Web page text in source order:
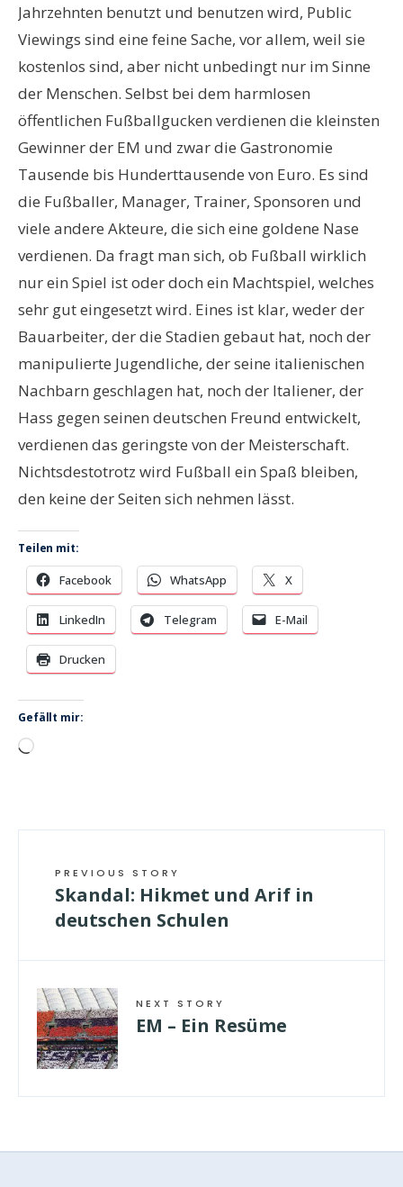
Jahrzehnten benutzt und benutzen wird, Public
Viewings sind eine feine Sache, vor allem, weil sie
kostenlos sind, aber nicht unbedingt nur im Sinne
der Menschen. Selbst bei dem harmlosen
öffentlichen Fußballgucken verdienen die kleinsten
Gewinner der EM und zwar die Gastronomie
Tausende bis Hunderttausende von Euro. Es sind
die Fußballer, Manager, Trainer, Sponsoren und
viele andere Akteure, die sich eine goldene Nase
verdienen. Da fragt man sich, ob Fußball wirklich
nur ein Spiel ist oder doch ein Machtspiel, welches
sehr gut eingesetzt wird. Eines ist klar, weder der
Bauarbeiter, der die Stadien gebaut hat, noch der
manipulierte Jugendliche, der seine italienischen
Nachbarn geschlagen hat, noch der Italiener, der
Hass gegen seinen deutschen Freund entwickelt,
verdienen das geringste von der Meisterschaft.
Nichtsdestotrotz wird Fußball ein Spaß bleiben,
den keine der Seiten sich nehmen lässt.
Teilen mit:
Facebook WhatsApp X
LinkedIn Telegram E-Mail
Drucken
Gefällt mir:
Wird
PREVIOUS STORY
Skandal: Hikmet und Arif in
deutschen Schulen
NEXT STORY
EM – Ein Resüme